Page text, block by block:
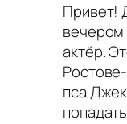
Привет!
актёр.
пса